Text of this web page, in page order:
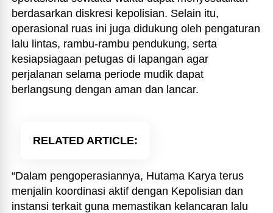
berdasarkan diskresi kepolisian. Selain itu,
operasional ruas ini juga didukung oleh pengaturan
lalu lintas, rambu-rambu pendukung, serta
kesiapsiagaan petugas di lapangan agar
perjalanan selama periode mudik dapat
berlangsung dengan aman dan lancar.
RELATED ARTICLE
“Dalam pengoperasiannya, Hutama Karya terus
menjalin koordinasi aktif dengan Kepolisian dan
instansi terkait guna memastikan kelancaran lalu